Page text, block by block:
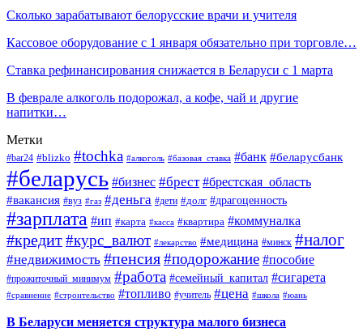
Сколько зарабатывают белорусские врачи и учителя
Кассовое оборудование с 1 января обязательно при торговле…
Ставка рефинансирования снижается в Беларуси с 1 марта
В феврале алкоголь подорожал, а кофе, чай и другие
напитки…
Метки
#bar24 #blizko #tochka #алкоголь #базовая_ставка #банк #беларусбанк
#беларусь #бизнес #брест #брестская_область
#вакансия #вуз #газ #деньга #дети #долг #драгоценность
#зарплата #ип #карта #касса #квартира #коммуналка
#кредит#курс_валют #лекарство #медицина #минск #налог
#недвижимость #пенсия#подорожание #пособие
#прожиточный_минимум #работа #семейный_капитал #сигарета
#сравнение #строительство #топливо #учитель #цена #школа #юань
В Беларуси меняется структура малого бизнеса